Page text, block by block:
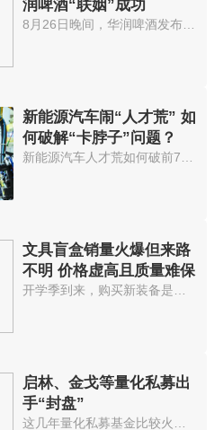
润啤酒“联姻”成功
8月26日晚间，华润啤酒发布公告...
新能源汽车闹“人才荒” 如
何破解“卡脖子”问题？
文具盲盒销量火爆但来路
不明 价格虚高且质量难保
启林、金戈等量化私募出
手“封盘”
这几年量化私募基金比较火，投资...